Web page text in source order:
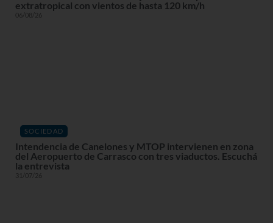
extratropical con vientos de hasta 120 km/h
06/08/26
SOCIEDAD
Intendencia de Canelones y MTOP intervienen en zona
del Aeropuerto de Carrasco con tres viaductos. Escuchá
la entrevista
31/07/26